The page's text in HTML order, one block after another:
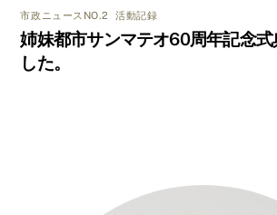
市政ニュースNO.2 ,活動記録
姉妹都市サンマテオ60周年記念式
した。